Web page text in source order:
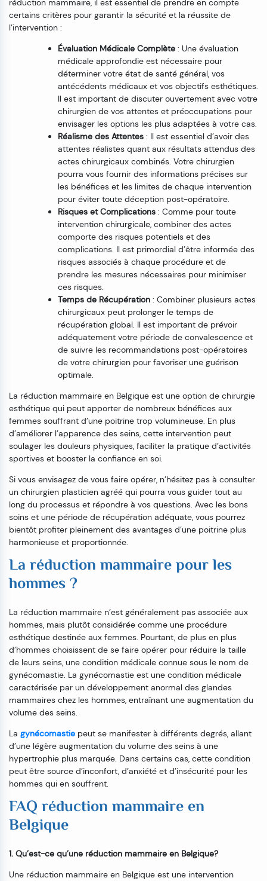
réduction mammaire, il est essentiel de prendre en compte
certains critères pour garantir la sécurité et la réussite de
l’intervention :
Évaluation Médicale Complète : Une évaluation
médicale approfondie est nécessaire pour
déterminer votre état de santé général, vos
antécédents médicaux et vos objectifs esthétiques.
Il est important de discuter ouvertement avec votre
chirurgien de vos attentes et préoccupations pour
envisager les options les plus adaptées à votre cas.
Réalisme des Attentes : Il est essentiel d’avoir des
attentes réalistes quant aux résultats attendus des
actes chirurgicaux combinés. Votre chirurgien
pourra vous fournir des informations précises sur
les bénéfices et les limites de chaque intervention
pour éviter toute déception post-opératoire.
Risques et Complications : Comme pour toute
intervention chirurgicale, combiner des actes
comporte des risques potentiels et des
complications. Il est primordial d’être informée des
risques associés à chaque procédure et de
prendre les mesures nécessaires pour minimiser
ces risques.
Temps de Récupération : Combiner plusieurs actes
chirurgicaux peut prolonger le temps de
récupération global. Il est important de prévoir
adéquatement votre période de convalescence et
de suivre les recommandations post-opératoires
de votre chirurgien pour favoriser une guérison
optimale.
La réduction mammaire en Belgique est une option de chirurgie
esthétique qui peut apporter de nombreux bénéfices aux
femmes souffrant d’une poitrine trop volumineuse. En plus
d’améliorer l’apparence des seins, cette intervention peut
soulager les douleurs physiques, faciliter la pratique d’activités
sportives et booster la confiance en soi.
Si vous envisagez de vous faire opérer, n’hésitez pas à consulter
un chirurgien plasticien agréé qui pourra vous guider tout au
long du processus et répondre à vos questions. Avec les bons
soins et une période de récupération adéquate, vous pourrez
bientôt profiter pleinement des avantages d’une poitrine plus
harmonieuse et proportionnée.
La réduction mammaire pour les
hommes ?
La réduction mammaire n’est généralement pas associée aux
hommes, mais plutôt considérée comme une procédure
esthétique destinée aux femmes. Pourtant, de plus en plus
d’hommes choisissent de se faire opérer pour réduire la taille
de leurs seins, une condition médicale connue sous le nom de
gynécomastie. La gynécomastie est une condition médicale
caractérisée par un développement anormal des glandes
mammaires chez les hommes, entraînant une augmentation du
volume des seins.
La gynécomastie peut se manifester à différents degrés, allant
d’une légère augmentation du volume des seins à une
hypertrophie plus marquée. Dans certains cas, cette condition
peut être source d’inconfort, d’anxiété et d’insécurité pour les
hommes qui en souffrent.
FAQ réduction mammaire en
Belgique
1. Qu’est-ce qu’une réduction mammaire en Belgique?
Une réduction mammaire en Belgique est une intervention